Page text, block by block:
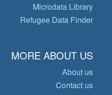
Microdata Library
Refugee Data Finder
MORE ABOUT US
About us
Contact us